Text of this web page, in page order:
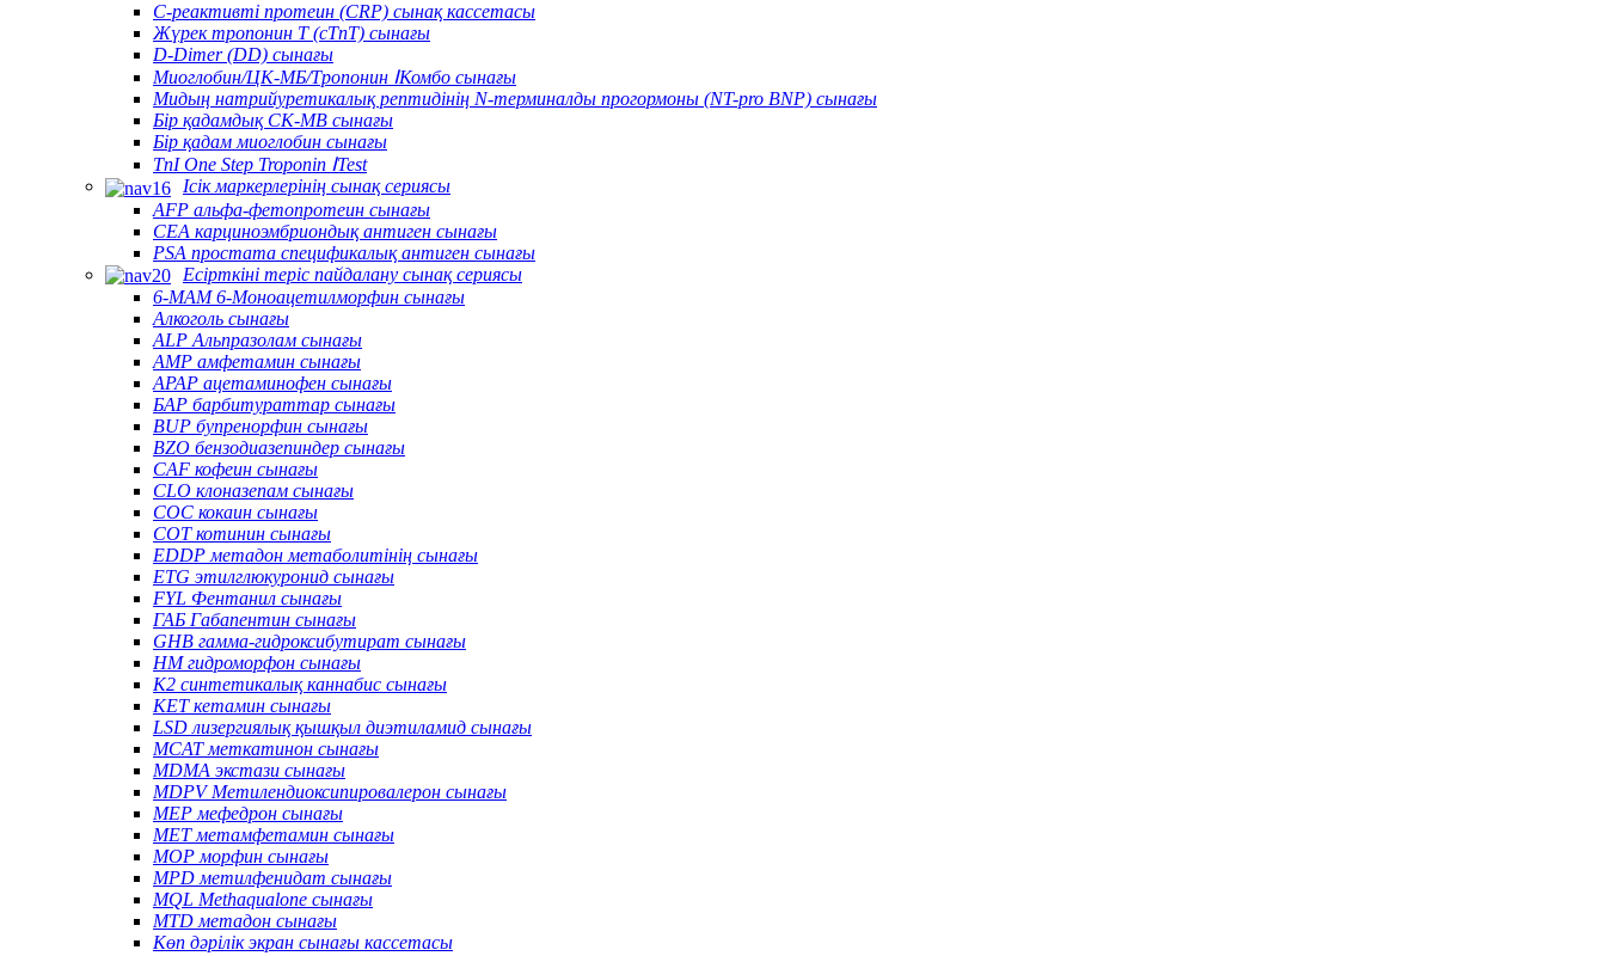
C-реактивті протеин (CRP) сынақ кассетасы
Жүрек тропонин T (cTnT) сынағы
D-Dimer (DD) сынағы
Миоглобин/ЦК-МБ/Тропонин ⅠКомбо сынағы
Мидың натрийуретикалық рептидінің N-терминалды прогормоны (NT-pro BNP) сынағы
Бір қадамдық CK-MB сынағы
Бір қадам миоглобин сынағы
TnI One Step Troponin ⅠTest
Ісік маркерлерінің сынақ сериясы
AFP альфа-фетопротеин сынағы
CEA карциноэмбриондық антиген сынағы
PSA простата спецификалық антиген сынағы
Есірткіні теріс пайдалану сынақ сериясы
6-MAM 6-Моноацетилморфин сынағы
Алкоголь сынағы
ALP Альпразолам сынағы
AMP амфетамин сынағы
APAP ацетаминофен сынағы
БАР барбитураттар сынағы
BUP бупренорфин сынағы
BZO бензодиазепиндер сынағы
CAF кофеин сынағы
CLO клоназепам сынағы
COC кокаин сынағы
COT котинин сынағы
EDDP метадон метаболитінің сынағы
ETG этилглюкуронид сынағы
FYL Фентанил сынағы
ГАБ Габапентин сынағы
GHB гамма-гидроксибутират сынағы
HM гидроморфон сынағы
K2 синтетикалық каннабис сынағы
KET кетамин сынағы
LSD лизергиялық қышқыл диэтиламид сынағы
MCAT меткатинон сынағы
MDMA экстази сынағы
MDPV Метилендиоксипировалерон сынағы
MEP мефедрон сынағы
MET метамфетамин сынағы
MOP морфин сынағы
MPD метилфенидат сынағы
MQL Methaqualone сынағы
MTD метадон сынағы
Көп дәрілік экран сынағы кассетасы